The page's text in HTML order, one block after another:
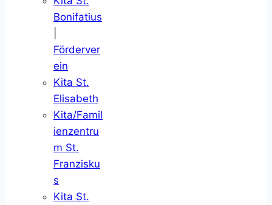
Bonifatius
Förderver
ein
Kita St.
Elisabeth
Kita/Famil
ienzentru
m St.
Franzisku
s
Kita St.